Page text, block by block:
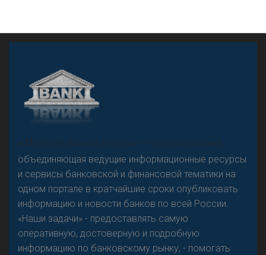
«Н
овости Банков России» – группа компаний,
объединяющая ведущие информационные ресурсы
и сервисы банковской и финансовой тематики на
одном портале в кратчайшие сроки опубликовать
информацию и новости банков по всей России.
«Наши задачи» - предоставлять самую
оперативную, достоверную и подробную
информацию по банковскому рынку; - помогать